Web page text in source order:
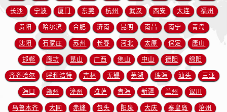
安徽省芜湖市镜湖区中山路步行街欧米茄售后服务中心（需提前预约）
安徽省宣城市宣州区叠嶂西路欧米茄售后服务中心（需提前预约）
福建省龙岩市新罗区九一南路欧米茄售后服务中心（需提前预约）
福建省南平市建阳区人民西路欧米茄售后服务中心（需提前预约）
福建省宁德市蕉城区天湖东路欧米茄售后服务中心（需提前预约）
福建省莆田市城厢区霞林街道荔华东大道欧米茄售后服务中心（需提前预约）
福建省三明市三元区东乾二路欧米茄售后服务中心（需提前预约）
福建省漳州市龙文区步港路欧米茄售后服务中心（需提前预约）
长沙 宁波 厦门 东莞 杭州 武汉 西安 大连 福州
贵阳 哈尔滨 合肥 济南 昆明 南昌 南宁 青岛
沈阳 石家庄 苏州 长春 河北 太原 保定 唐山
邯郸 廊坊 昆山 广西 佛山 中山 德阳 绵阳
齐齐哈尔 呼和浩特 吉林 无锡 芜湖 珠海 汕头 三亚
海口 赣州 漳州 拉萨 青海 新疆 兰州 银川
乌鲁木齐 大同 赤峰 包头 阳泉 大庆 秦皇岛 沧州